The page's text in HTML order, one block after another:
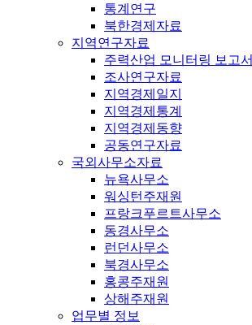
통계연구
북한경제자료
지역연구자료
주력산업 모니터링 보고서
조사연구자료
지역경제일지
지역경제통계
지역경제동향
공동연구자료
국외사무소자료
뉴욕사무소
워싱턴주재원
프랑크푸르트사무소
동경사무소
런던사무소
북경사무소
홍콩주재원
상해주재원
업무별 정보